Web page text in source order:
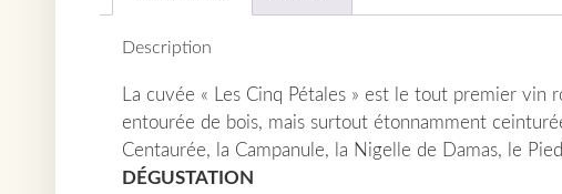
Description
La cuvée « Les Cinq Pétales » est le tout premier vin
entourée de bois, mais surtout étonnamment
Centaurée, la Campanule, la Nigelle de Damas, le
DÉGUSTATION